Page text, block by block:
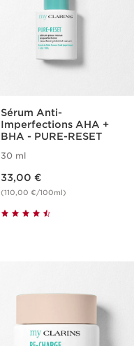
Sérum Anti-
Imperfections AHA +
BHA - PURE-RESET
30 ml
33,00 €
(110,00 €/100ml)